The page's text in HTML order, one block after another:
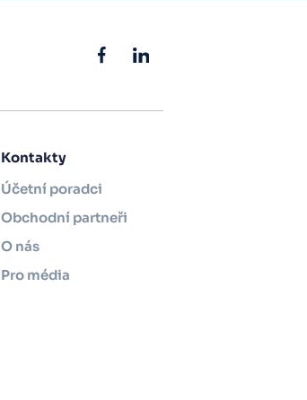
Kontakty
Účetní poradci
Obchodní partneři
O nás
Pro média